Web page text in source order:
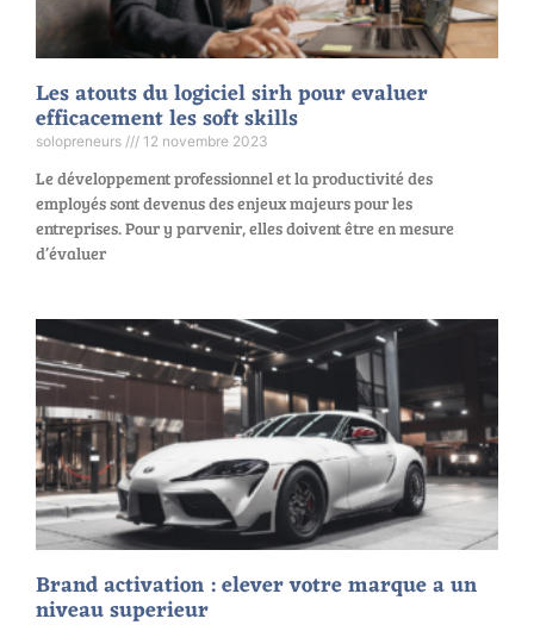
Les atouts du logiciel sirh pour evaluer
efficacement les soft skills
solopreneurs 12 novembre 2023
Le développement professionnel et la productivité des
employés sont devenus des enjeux majeurs pour les
entreprises. Pour y parvenir, elles doivent être en mesure
d’évaluer
Brand activation : elever votre marque a un
niveau superieur